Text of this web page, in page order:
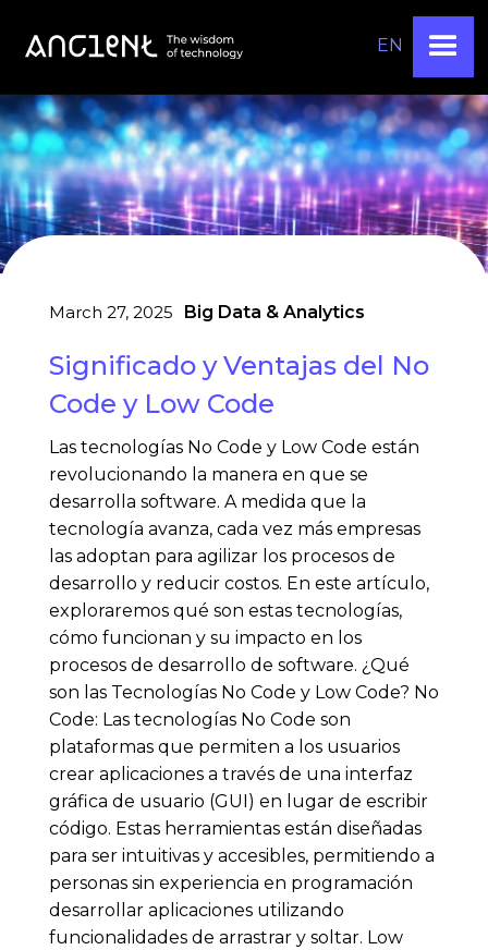
EN
March 27, 2025 Big Data & Analytics
Significado y Ventajas del No
Code y Low Code
Las tecnologías No Code y Low Code están
revolucionando la manera en que se
desarrolla software. A medida que la
tecnología avanza, cada vez más empresas
las adoptan para agilizar los procesos de
desarrollo y reducir costos. En este artículo,
exploraremos qué son estas tecnologías,
cómo funcionan y su impacto en los
procesos de desarrollo de software. ¿Qué
son las Tecnologías No Code y Low Code? No
Code: Las tecnologías No Code son
plataformas que permiten a los usuarios
crear aplicaciones a través de una interfaz
gráfica de usuario (GUI) en lugar de escribir
código. Estas herramientas están diseñadas
para ser intuitivas y accesibles, permitiendo a
personas sin experiencia en programación
desarrollar aplicaciones utilizando
funcionalidades de arrastrar y soltar. Low